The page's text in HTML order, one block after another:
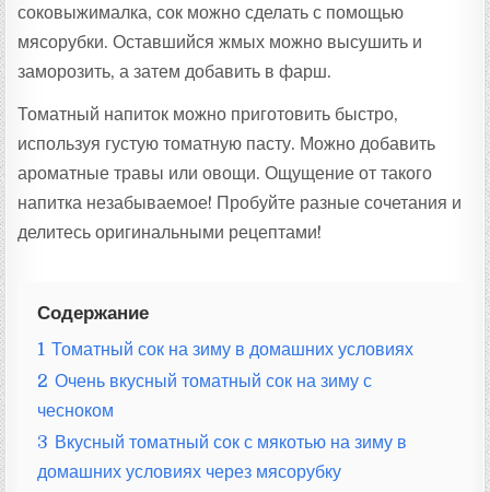
соковыжималка, сок можно сделать с помощью
мясорубки. Оставшийся жмых можно высушить и
заморозить, а затем добавить в фарш.
Томатный напиток можно приготовить быстро,
используя густую томатную пасту. Можно добавить
ароматные травы или овощи. Ощущение от такого
напитка незабываемое! Пробуйте разные сочетания и
делитесь оригинальными рецептами!
Содержание
1 Томатный сок на зиму в домашних условиях
2 Очень вкусный томатный сок на зиму с
чесноком
3 Вкусный томатный сок с мякотью на зиму в
домашних условиях через мясорубку